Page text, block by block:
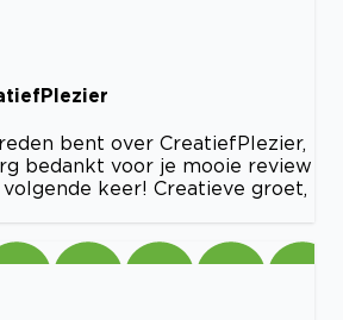
bent over CreatiefPlezier,
bedankt voor je mooie review
keer! Creatieve groet,